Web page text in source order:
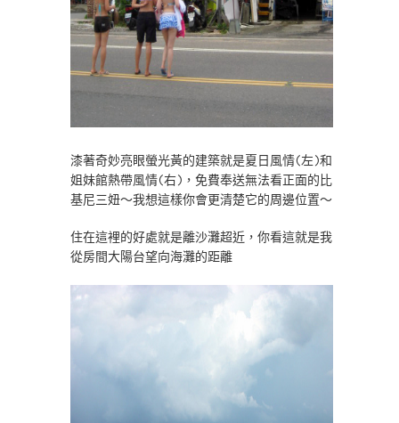
漆著奇妙亮眼螢光黃的建築就是夏日風情(左)和
姐妹館熱帶風情(右)，免費奉送無法看正面的比
基尼三妞～我想這樣你會更清楚它的周邊位置～
住在這裡的好處就是離沙灘超近，你看這就是我
從房間大陽台望向海灘的距離